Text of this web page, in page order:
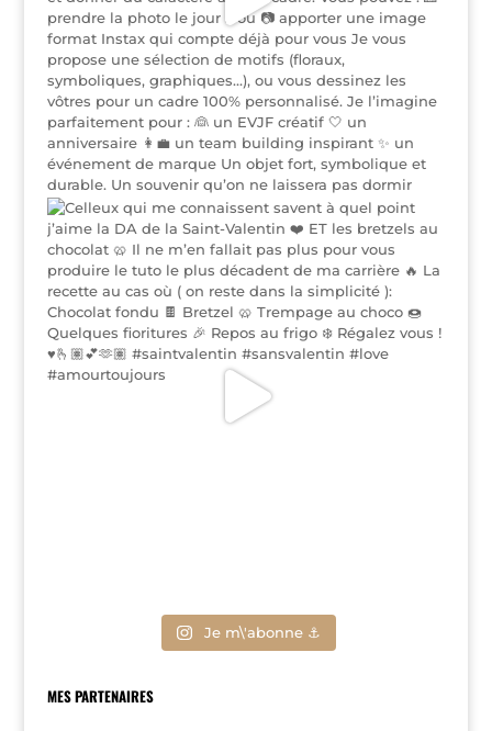
Je m\'abonne ⚓
MES PARTENAIRES